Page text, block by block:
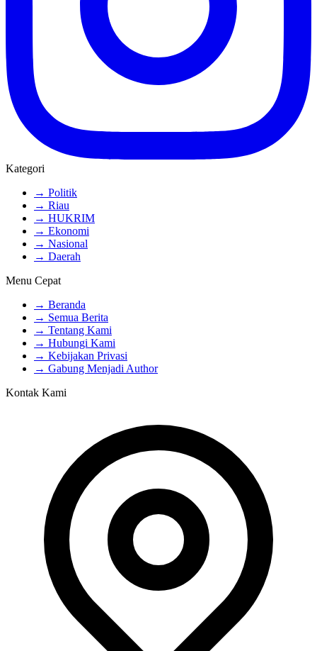
Kategori
→ Politik
→ Riau
→ HUKRIM
→ Ekonomi
→ Nasional
→ Daerah
Menu Cepat
→ Beranda
→ Semua Berita
→ Tentang Kami
→ Hubungi Kami
→ Kebijakan Privasi
→ Gabung Menjadi Author
Kontak Kami